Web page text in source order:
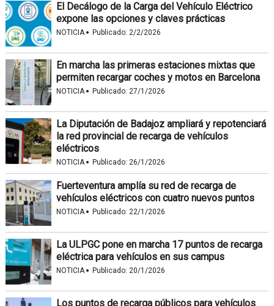
El Decálogo de la Carga del Vehículo Eléctrico
expone las opciones y claves prácticas
NOTICIA· Publicado: 2/2/2026
En marcha las primeras estaciones mixtas que
permiten recargar coches y motos en Barcelona
NOTICIA· Publicado: 27/1/2026
La Diputación de Badajoz ampliará y repotenciará
la red provincial de recarga de vehículos
eléctricos
NOTICIA· Publicado: 26/1/2026
Fuerteventura amplía su red de recarga de
vehículos eléctricos con cuatro nuevos puntos
NOTICIA· Publicado: 22/1/2026
La ULPGC pone en marcha 17 puntos de recarga
eléctrica para vehículos en sus campus
NOTICIA· Publicado: 20/1/2026
Los puntos de recarga públicos para vehículos